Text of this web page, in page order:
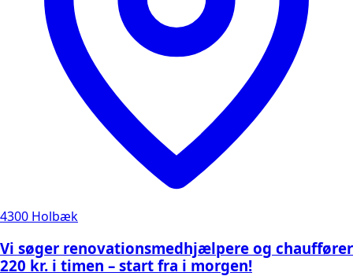
4300 Holbæk
Vi søger renovationsmedhjælpere og chauffører
220 kr. i timen – start fra i morgen!